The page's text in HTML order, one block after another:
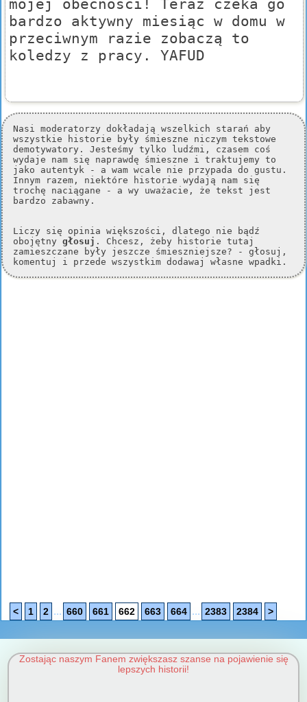
mojej obecności! Teraz czeka go
bardzo aktywny miesiąc w domu w
przeciwnym razie zobaczą to
koledzy z pracy. YAFUD
Nasi moderatorzy dokładają wszelkich starań aby
wszystkie historie były śmieszne niczym tekstowe
demotywatory. Jesteśmy tylko ludźmi, czasem coś
wydaje nam się naprawdę śmieszne i traktujemy to
jako autentyk - a wam wcale nie przypada do gustu.
Innym razem, niektóre historie wydają nam się
trochę naciągane - a wy uważacie, że tekst jest
bardzo zabawny.
Liczy się opinia większości, dlatego nie bądź
obojętny głosuj . Chcesz, żeby historie tutaj
zamieszczane były jeszcze śmieszniejsze? - głosuj,
komentuj i przede wszystkim dodawaj własne wpadki.
< 1 2 ... 660 661 662 663 664 ... 2383 2384 >
Zostając naszym Fanem zwiększasz szanse na pojawienie się
lepszych historii!